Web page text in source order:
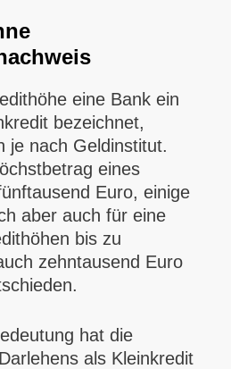
eine Bank ein
bezeichnet,
je nach Geldinstitut.
eines
Euro, einige
aber auch für eine
bis zu
zehntausend Euro
hat die
als Kleinkredit